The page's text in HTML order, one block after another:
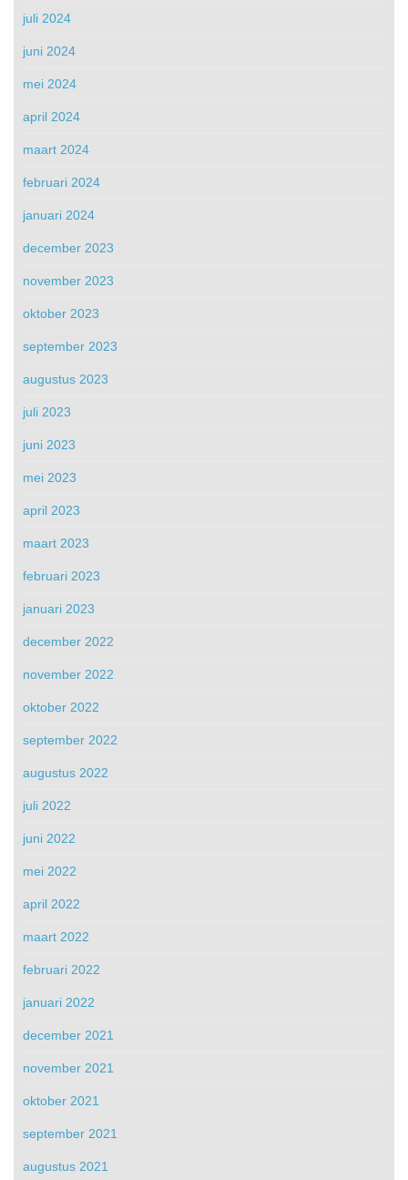
juli 2024
juni 2024
mei 2024
april 2024
maart 2024
februari 2024
januari 2024
december 2023
november 2023
oktober 2023
september 2023
augustus 2023
juli 2023
juni 2023
mei 2023
april 2023
maart 2023
februari 2023
januari 2023
december 2022
november 2022
oktober 2022
september 2022
augustus 2022
juli 2022
juni 2022
mei 2022
april 2022
maart 2022
februari 2022
januari 2022
december 2021
november 2021
oktober 2021
september 2021
augustus 2021